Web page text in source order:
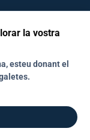
la vostra
esteu donant el